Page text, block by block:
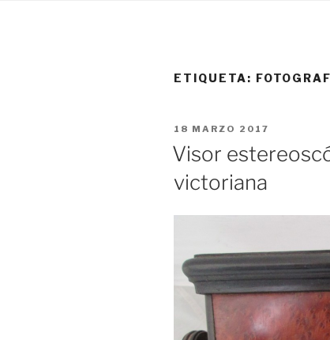
ETIQUETA:
PUBLICADO
EL
18 MARZO 2017
Visor
victoriana